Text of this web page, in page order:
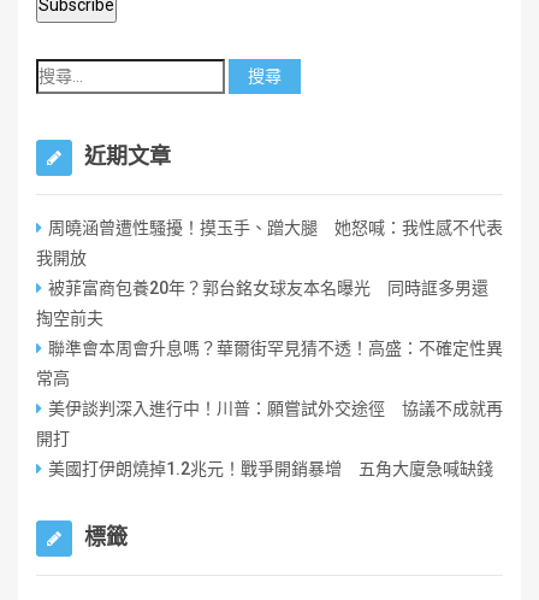
近期文章
周曉涵曾遭性騷擾！摸玉手、蹭大腿 她怒喊：我性感不代表
我開放
被菲富商包養20年？郭台銘女球友本名曝光 同時誆多男還
掏空前夫
聯準會本周會升息嗎？華爾街罕見猜不透！高盛：不確定性異
常高
美伊談判深入進行中！川普：願嘗試外交途徑 協議不成就再
開打
美國打伊朗燒掉1.2兆元！戰爭開銷暴增 五角大廈急喊缺錢
標籤